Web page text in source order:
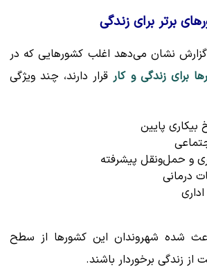
برتر برای زندگی
نشان می‌دهد اغلب کشورهایی که در
برای زندگی و کارقرار دارند، چند ویژگی
بیکاری پایین
و حمل‌ونقل پیشرفته
درمانی
شده شهروندان این کشورها از سطح
از زندگی برخوردار باشند.